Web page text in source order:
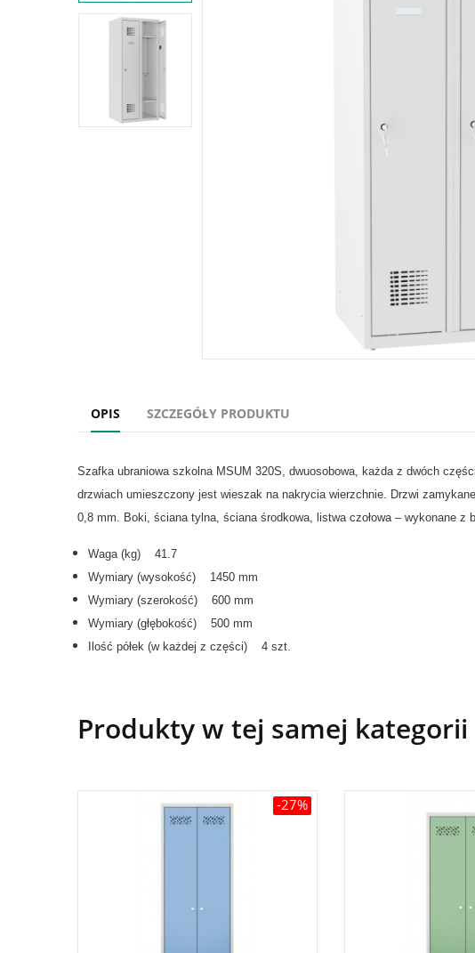
OPIS SZCZEGÓŁY PRODUKTU
Szafka ubraniowa szkolna MSUM 320S, dwuosobowa, każda z dwóch
drzwiach umieszczony jest wieszak na nakrycia wierzchnie. Drzwi
0,8 mm. Boki, ściana tylna, ściana środkowa, listwa czołowa – wykonane
Waga (kg) 41.7
Wymiary (wysokość) 1450 mm
Wymiary (szerokość) 600 mm
Wymiary (głębokość) 500 mm
Ilość półek (w każdej z części) 4 szt.
Produkty w tej samej kategorii
-27%